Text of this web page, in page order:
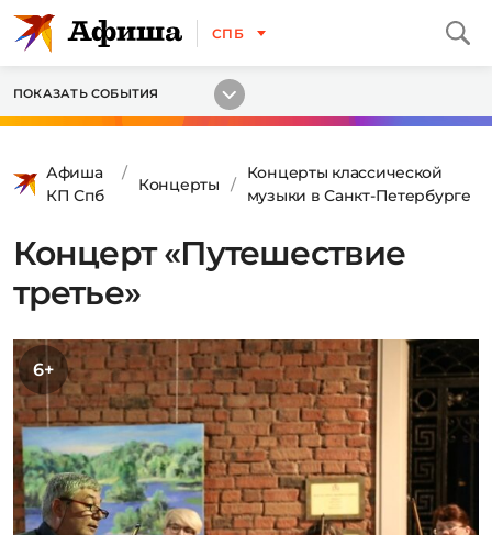
СПБ
ПОКАЗАТЬ СОБЫТИЯ
Афиша
КП Спб
Концерты
Концерты классической
музыки в Санкт-Петербурге
Концерт «Путешествие
третье»
6+